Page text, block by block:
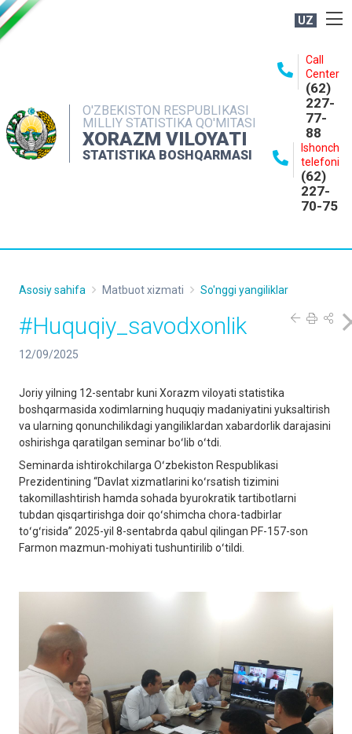
UZ
O'ZBEKISTON RESPUBLIKASI
MILLIY STATISTIKA QO'MITASI
XORAZM VILOYATI
STATISTIKA BOSHQARMASI
Call
Center
(62)
227-
77-
88
Ishonch
telefoni
(62)
227-
70-75
NASHRLAR
INTERAKTIV XIZMATLAR
MATBUOT XIZMATI
Asosiy sahifa Matbuot xizmati So'nggi yangiliklar
#Huquqiy_savodxonlik
12/09/2025
Joriy yilning 12-sentabr kuni Xorazm viloyati statistika
boshqarmasida xodimlarning huquqiy madaniyatini yuksaltirish
va ularning qonunchilikdagi yangiliklardan xabardorlik darajasini
oshirishga qaratilgan seminar boʻlib oʻtdi.
Seminarda ishtirokchilarga Oʻzbekiston Respublikasi
Prezidentining “Davlat xizmatlarini koʻrsatish tizimini
takomillashtirish hamda sohada byurokratik tartibotlarni
tubdan qisqartirishga doir qoʻshimcha chora-tadbirlar
toʻgʻrisida” 2025-yil 8-sentabrda qabul qilingan PF-157-son
Farmon mazmun-mohiyati tushuntirilib oʻtildi.